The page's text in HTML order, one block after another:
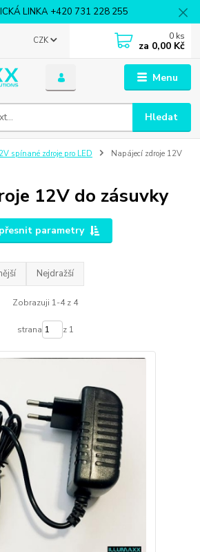
LINKA +420 731 228 255
Menu
CZK
Hledat
0 ks
za 0,00 Kč
spínané zdroje pro LED
Napájecí zdroje 12V
12V do zásuvky
parametry
Nejdražší
Zobrazuji 1-4 z 4
strana z 1